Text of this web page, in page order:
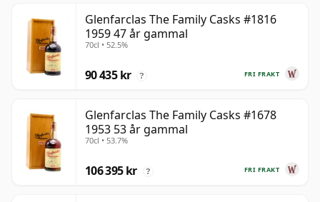
Glenfarclas The Family Casks #1816
1959 47 år gammal
70cl • 52.5%
FRI FRAKT
90 435 kr ?
Glenfarclas The Family Casks #1678
1953 53 år gammal
70cl • 53.7%
FRI FRAKT
106 395 kr ?